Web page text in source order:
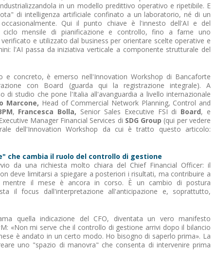
in un modello predittivo operativo e ripetibile. E
di intelligenza artificiale confinato a un laboratorio, né di un
Qui il punto chiave è l'innesto dell'AI e del
ciclo mensile di pianificazione e controllo, fino a farne uno
e utilizzato dal business per orientare scelte operative e
l'AI passa da iniziativa verticale a componente strutturale del
e concreto, è emerso nell'Innovation Workshop di Bancaforte
con Board (guarda qui la registrazione integrale). A
di studio che pone l'Italia all'avanguardia a livello internazionale
Marcone, Head of Commercial Network Planning, Control and
, Francesca Bolla, Senior Sales Executive FSI di Board, e
Manager Financial Services di SDG Group (qui per vedere
dell'Innovation Workshop da cui è tratto questo articolo:
che cambia il ruolo del controllo di gestione
da una richiesta molto chiara del Chief Financial Officer: il
deve limitarsi a spiegare a posteriori i risultati, ma contribuire a
mentre il mese è ancora in corso. È un cambio di postura
il focus dall'interpretazione all'anticipazione e, soprattutto,
quella indicazione del CFO, diventata un vero manifesto
«Non mi serve che il controllo di gestione arrivi dopo il bilancio
è andato in un certo modo. Ho bisogno di saperlo prima». La
uno "spazio di manovra" che consenta di intervenire prima